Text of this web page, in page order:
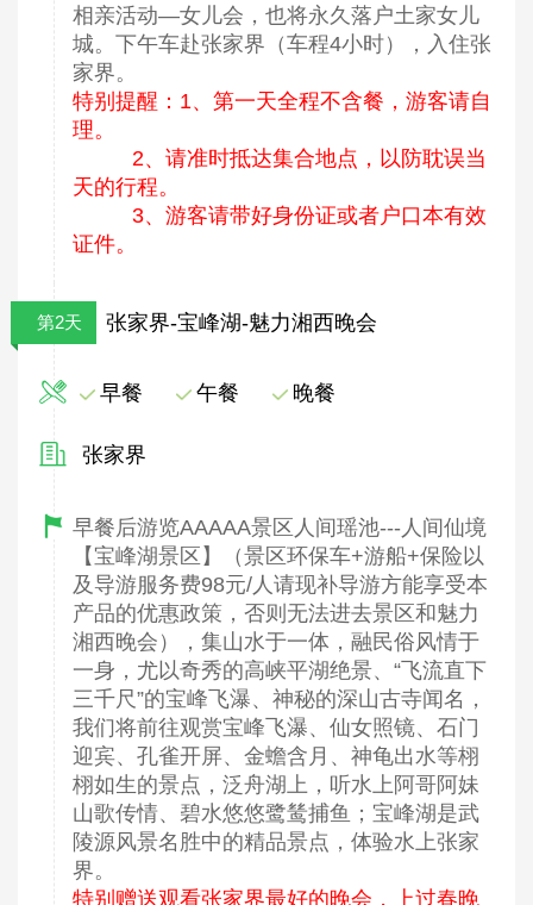
相亲活动—女儿会，也将永久落户土家女儿
城。下午车赴张家界（车程4小时），入住张
家界。
特别提醒：1、第一天全程不含餐，游客请自
理。
2、请准时抵达集合地点，以防耽误当
天的行程。
3、游客请带好身份证或者户口本有效
证件。
第2天 张家界-宝峰湖-魅力湘西晚会
早餐 午餐 晚餐
张家界
早餐后游览AAAAA景区人间瑶池---人间仙境
【宝峰湖景区】（景区环保车+游船+保险以
及导游服务费98元/人请现补导游方能享受本
产品的优惠政策，否则无法进去景区和魅力
湘西晚会），集山水于一体，融民俗风情于
一身，尤以奇秀的高峡平湖绝景、“飞流直下
三千尺”的宝峰飞瀑、神秘的深山古寺闻名，
我们将前往观赏宝峰飞瀑、仙女照镜、石门
迎宾、孔雀开屏、金蟾含月、神龟出水等栩
栩如生的景点，泛舟湖上，听水上阿哥阿妹
山歌传情、碧水悠悠鹭鸶捕鱼；宝峰湖是武
陵源风景名胜中的精品景点，体验水上张家
界。
特别赠送观看张家界最好的晚会，上过春晚